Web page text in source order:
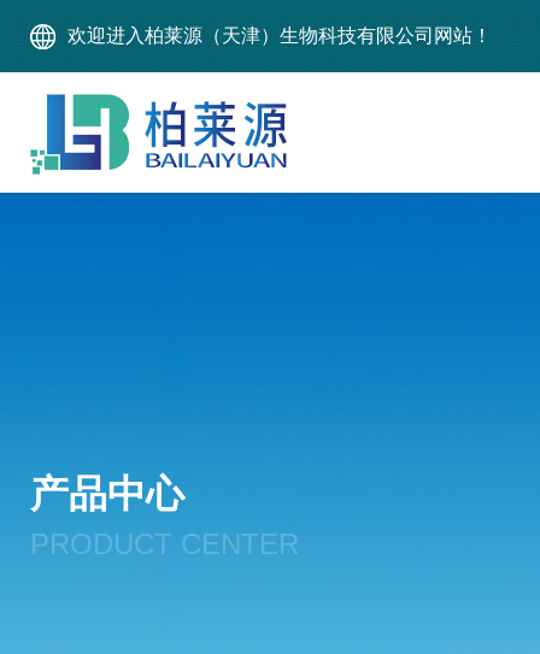
欢迎进入柏莱源（天津）生物科技有限公司网站！
产品中心
PRODUCT CENTER